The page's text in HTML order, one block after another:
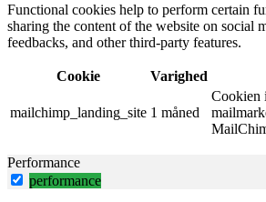
Functional cookies help to perform certain
sharing the content of the website on social
feedbacks, and other third-party features.
Cookie Varighed
mailchimp_landing_site 1 måned
Cookien
Performance
performance